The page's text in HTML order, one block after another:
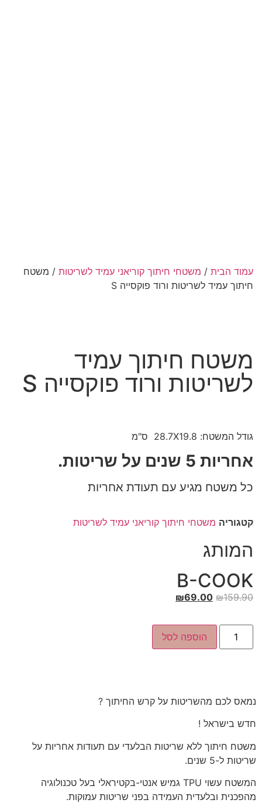
עמוד הבית / משטחי חיתוך קוריאני עמיד לשריטות / משטח
חיתוך עמיד לשריטות ורוד פוקסייה S
משטח חיתוך עמיד
לשריטות ורוד פוקסייה S
גודל המשטח: 28.7X19.8 ס"מ
אחריות 5 שנים על שריטות.
כל משטח מגיע עם תעודת אחריות
קטגוריה משטחי חיתוך קוריאני עמיד לשריטות
המותג
B-COOK
₪159.90
₪69.00
הוספה לסל
נמאס לכם מהשריטות על קרש החיתוך ?
חדש בישראל !
משטח חיתוך ללא שריטות הבלעדי עם תעודות אחריות על
שריטות ל-5 שנים.
המשטח עשוי TPU גמיש אנטי-בקטיראלי בעל טכנולוגיה
מהפכנית ובלעדית העמידה בפני שריטות עמוקות.